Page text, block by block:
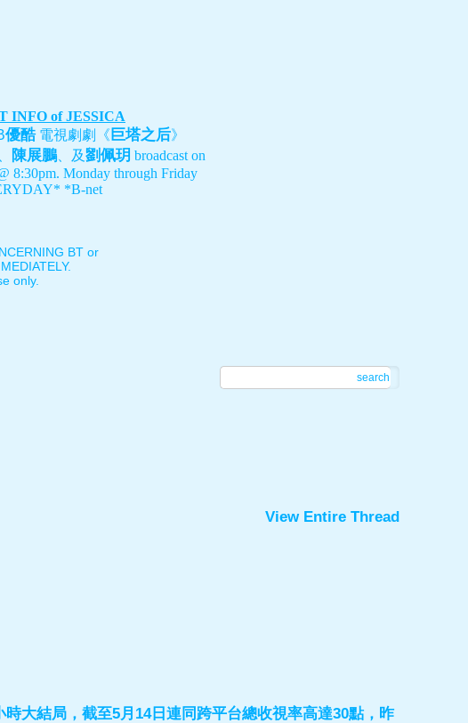
INFO of JESSICA
優酷電視劇劇《 巨塔之后》
陳展鵬 、及劉佩玥 broadcast on
8:30pm. Monday through Friday
*B-net
BT or
only.
search
View Entire Thread
大結局，截至5月14日連同跨平台總收視率高達30點，昨